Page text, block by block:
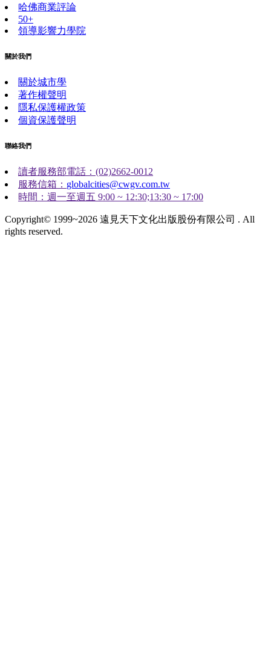
哈佛商業評論
50+
領導影響力學院
關於我們
關於城市學
著作權聲明
隱私保護權政策
個資保護聲明
聯絡我們
讀者服務部電話：(02)2662-0012
服務信箱： globalcities@cwgv.com.tw
時間：週一至週五 9:00 ~ 12:30;13:30 ~ 17:00
Copyright© 1999~2026 遠見天下文化出版股份有限公司 . All
rights reserved.